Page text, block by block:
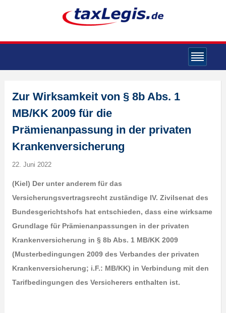
Zur Wirksamkeit von § 8b Abs. 1
MB/KK 2009 für die
Prämienanpassung in der privaten
Krankenversicherung
22. Juni 2022
(Kiel) Der unter anderem für das
Versicherungsvertragsrecht zuständige IV. Zivilsenat des
Bundesgerichtshofs hat entschieden, dass eine wirksame
Grundlage für Prämienanpassungen in der privaten
Krankenversicherung in § 8b Abs. 1 MB/KK 2009
(Musterbedingungen 2009 des Verbandes der privaten
Krankenversicherung; i.F.: MB/KK) in Verbindung mit den
Tarifbedingungen des Versicherers enthalten ist.